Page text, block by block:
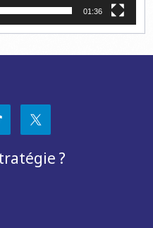
01:36
?